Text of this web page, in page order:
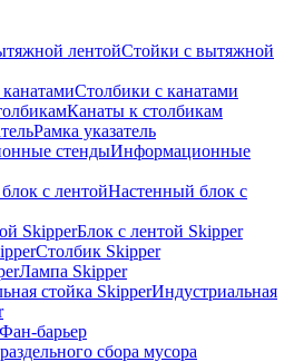
Стойки с вытяжной
Столбики с канатами
Канаты к столбикам
Рамка указатель
Информационные
Настенный блок с
Блок с лентой Skipper
Столбик Skipper
Лампа Skipper
Индустриальная
Фан-барьер
сбора мусора